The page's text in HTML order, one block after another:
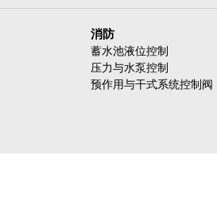
消防
蓄水池液位控制
压力与水泵控制
预作用与干式系统控制阀